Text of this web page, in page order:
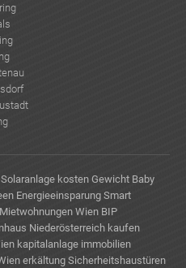
Solaranlage kosten Gewicht Baby
Energieeinsparung Smart
Wien BIP
Niederösterreich kaufen
kapitalanlage immobilien
erkältung Sicherheitshaustüren